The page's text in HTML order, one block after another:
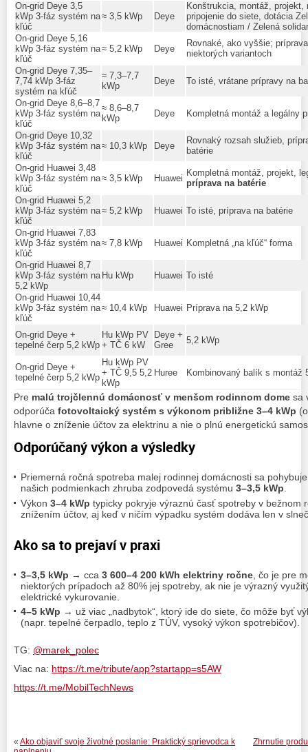
On‑grid Deye 3,5
kWp 3‑fáz systém na
kľúč
≈ 3,5 kWp Deye
Konštrukcia, montáž, projekt,
pripojenie do siete, dotácia
domácnostiam / Zelená
On‑grid Deye 5,16
kWp 3‑fáz systém na
kľúč
≈ 5,2 kWp Deye
Rovnaké, ako vyššie;
niektorých variantoch
On‑grid Deye 7,35–
7,74 kWp 3‑fáz
systém na kľúč
≈ 7,3–7,7
kWp
Deye To isté, vrátane prípravy na
On‑grid Deye 8,6–8,7
kWp 3‑fáz systém na
kľúč
≈ 8,6–8,7
kWp
Deye Kompletná montáž a legálny
On‑grid Deye 10,32
kWp 3‑fáz systém na
kľúč
≈ 10,3 kWp Deye
Rovnaký rozsah služieb,
batérie
On‑grid Huawei 3,48
kWp 3‑fáz systém na
kľúč
≈ 3,5 kWp Huawei
Kompletná montáž, projekt,
príprava na batérie
On‑grid Huawei 5,2
kWp 3‑fáz systém na
kľúč
≈ 5,2 kWp Huawei To isté, príprava na batérie
On‑grid Huawei 7,83
kWp 3‑fáz systém na
kľúč
≈ 7,8 kWp Huawei Kompletná „na kľúč“ forma
On‑grid Huawei 8,7
kWp 3‑fáz systém na
5,2 kWp
Hu kWp Huawei To isté
On‑grid Huawei 10,44
kWp 3‑fáz systém na
kľúč
≈ 10,4 kWp Huawei Príprava na 5,2 kWp
On‑grid Deye +
tepelné čerp 5,2 kWp
Hu kWp PV
+ TČ 6 kW
Deye +
Gree
5,2 kWp
On‑grid Deye +
tepelné čerp 5,2 kWp
Hu kWp PV
+ TČ 9,5 5,2
kWp
Huree Kombinovaný balík s montáž
Pre malú trojčlennú domácnosť v menšom rodinnom dome sa
odporúča fotovoltaický systém s výkonom približne 3–4 kWp
hlavne o zníženie účtov za elektrinu a nie o plnú energetickú
Odporúčaný výkon a výsledky
Priemerná ročná spotreba malej rodinnej domácnosti sa
našich podmienkach zhruba zodpovedá systému 3–3,5 kWp
Výkon 3–4 kWp typicky pokryje výraznú časť spotreby v bežnom
znížením účtov, aj keď v ničím výpadku systém dodáva len v
Ako sa to prejaví v praxi
3–3,5 kWp → cca 3 600–4 200 kWh elektriny ročne , čo je pre
niektorých prípadoch až 80% jej spotreby, ak nie je výrazný
elektrické vykurovanie.
4–5 kWp → už viac „nadbytok“, ktorý ide do siete, čo môže byť
(napr. tepelné čerpadlo, teplo z TÚV, vysoký výkon spotrebičov).
TG: @marek_polec
Viac na: https://t.me/tribute/app?startapp=s5AW
https://t.me/MobilTechNews
Zhrnutie
« Ako objaviť svoje životné poslanie: Praktický sprievodca k